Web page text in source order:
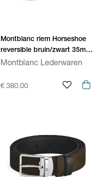
Montblanc riem Horseshoe
reversible bruin/zwart 35mm
MB220979
Montblanc Lederwaren
€ 380.00